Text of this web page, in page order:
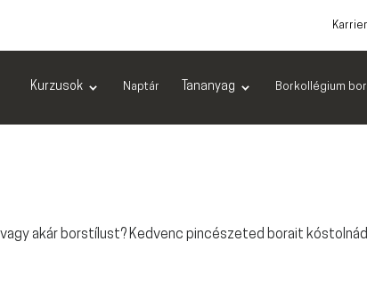
Karrier
Kurzusok Naptár Tananyag Borkollégium
akár borstílust? Kedvenc pincészeted borait